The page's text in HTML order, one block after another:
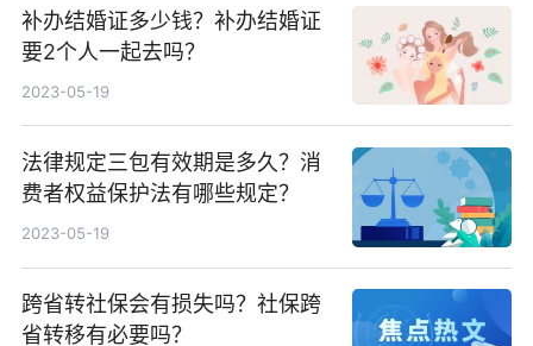
补办结婚证多少钱？补办结婚证
要2个人一起去吗？
2023-05-19
法律规定三包有效期是多久？消
费者权益保护法有哪些规定？
2023-05-19
跨省转社保会有损失吗？社保跨
省转移有必要吗？